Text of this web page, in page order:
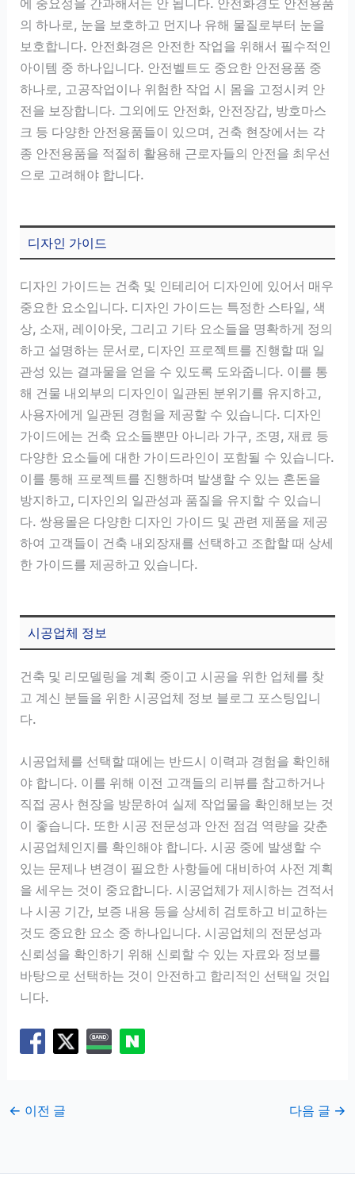
의 하나로, 눈을 보호하고 먼지나 유해 물질로부터 눈을
보호합니다. 안전화경은 안전한 작업을 위해서 필수적인
아이템 중 하나입니다. 안전벨트도 중요한 안전용품 중
하나로, 고공작업이나 위험한 작업 시 몸을 고정시켜 안
전을 보장합니다. 그외에도 안전화, 안전장갑, 방호마스
크 등 다양한 안전용품들이 있으며, 건축 현장에서는 각
종 안전용품을 적절히 활용해 근로자들의 안전을 최우선
으로 고려해야 합니다.
디자인 가이드
디자인 가이드는 건축 및 인테리어 디자인에 있어서 매우
중요한 요소입니다. 디자인 가이드는 특정한 스타일, 색
상, 소재, 레이아웃, 그리고 기타 요소들을 명확하게 정의
하고 설명하는 문서로, 디자인 프로젝트를 진행할 때 일
관성 있는 결과물을 얻을 수 있도록 도와줍니다. 이를 통
해 건물 내외부의 디자인이 일관된 분위기를 유지하고,
사용자에게 일관된 경험을 제공할 수 있습니다. 디자인
가이드에는 건축 요소들뿐만 아니라 가구, 조명, 재료 등
다양한 요소들에 대한 가이드라인이 포함될 수 있습니다.
이를 통해 프로젝트를 진행하며 발생할 수 있는 혼돈을
방지하고, 디자인의 일관성과 품질을 유지할 수 있습니
다. 쌍용몰은 다양한 디자인 가이드 및 관련 제품을 제공
하여 고객들이 건축 내외장재를 선택하고 조합할 때 상세
한 가이드를 제공하고 있습니다.
시공업체 정보
건축 및 리모델링을 계획 중이고 시공을 위한 업체를 찾
고 계신 분들을 위한 시공업체 정보 블로그 포스팅입니
다.
시공업체를 선택할 때에는 반드시 이력과 경험을 확인해
야 합니다. 이를 위해 이전 고객들의 리뷰를 참고하거나
직접 공사 현장을 방문하여 실제 작업물을 확인해보는 것
이 좋습니다. 또한 시공 전문성과 안전 점검 역량을 갖춘
시공업체인지를 확인해야 합니다. 시공 중에 발생할 수
있는 문제나 변경이 필요한 사항들에 대비하여 사전 계획
을 세우는 것이 중요합니다. 시공업체가 제시하는 견적서
나 시공 기간, 보증 내용 등을 상세히 검토하고 비교하는
것도 중요한 요소 중 하나입니다. 시공업체의 전문성과
신뢰성을 확인하기 위해 신뢰할 수 있는 자료와 정보를
바탕으로 선택하는 것이 안전하고 합리적인 선택일 것입
니다.
← 이전 글 다음 글 →